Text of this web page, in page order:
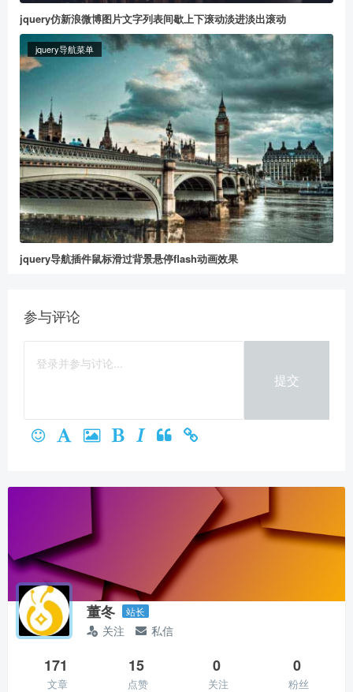
给董冬打赏
2元 5元 10元
20元 50元 自定义
微信支付
jquery仿新浪微博图片文字列表间歇上下滚动淡进淡出滚动
jquery导航菜单
jquery导航插件鼠标滑过背景悬停flash动画效果
参与评论
提交
董冬 站长
关注 私信
171
文章
15
点赞
0
关注
0
粉丝